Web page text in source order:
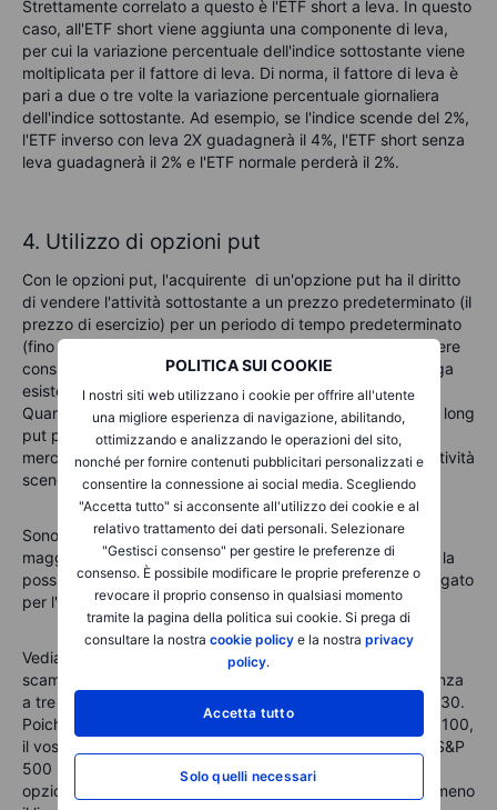
POLITICA SUI COOKIE
I nostri siti web utilizzano i cookie per offrire all'utente
una migliore esperienza di navigazione, abilitando,
ottimizzando e analizzando le operazioni del sito,
nonché per fornire contenuti pubblicitari personalizzati e
consentire la connessione ai social media. Scegliendo
"Accetta tutto" si acconsente all'utilizzo dei cookie e al
relativo trattamento dei dati personali. Selezionare
"Gestisci consenso" per gestire le preferenze di
consenso. È possibile modificare le proprie preferenze o
revocare il proprio consenso in qualsiasi momento
tramite la pagina della politica sui cookie. Si prega di
consultare la nostra cookie policye la nostra privacy
policy.
Accetta tutto
Solo quelli necessari
Strettamente correlato a questo è l'ETF short a leva. In questo
caso, all'ETF short viene aggiunta una componente di leva,
per cui la variazione percentuale dell'indice sottostante viene
moltiplicata per il fattore di leva. Di norma, il fattore di leva è
pari a due o tre volte la variazione percentuale giornaliera
dell'indice sottostante. Ad esempio, se l'indice scende del 2%,
l'ETF inverso con leva 2X guadagnerà il 4%, l'ETF short senza
leva guadagnerà il 2% e l'ETF normale perderà il 2%.
4. Utilizzo di opzioni put
Con le opzioni put, l'acquirente di un'opzione put ha il diritto
di vendere l'attività sottostante a un prezzo predeterminato (il
prezzo di esercizio) per un periodo di tempo predeterminato
(fino alla scadenza). L'acquisto di un'opzione put può essere
considerato come un'assicurazione per una posizione lunga
esistente.
Quando l'investitore non detiene l'attività sottostante, una long
put può essere considerata come un modo per shortare il
mercato, perché una long put aumenterà di prezzo se l'attività
scende.
Sono disponibili opzioni put su singoli titoli ma anche sulla
maggior parte degli indici. In questo modo l'investitore ha la
possibilità di creare una posizione corta in cui il premio pagato
per l'opzione put rappresenta la perdita massima.
Vediamo un esempio. Supponiamo che l'S&P 500 sia
scambiato a 5.400 e che ci sia un'opzione put con scadenza
a tre mesi a USD 5.000, che viene scambiata intorno a $130.
Poiché la dimensione del contratto di questa opzione è di 100,
il vostro investimento iniziale sarà di $13.000. Se l'indice S&P
500 scende a 4.800 nel primo mese, il valore di quella
opzione put sarebbe $200 (prezzo di esercizio di 5.000 meno